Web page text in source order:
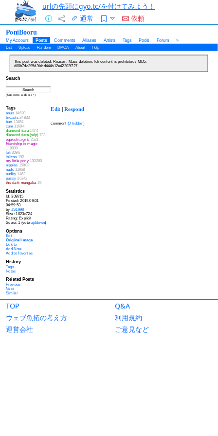
urlの先頭にgyo.tc/を付けてみよう！
通常
依頼
TOP
Q&A
ウェブ魚拓の考え方
利用規約
運営会社
ご意見など